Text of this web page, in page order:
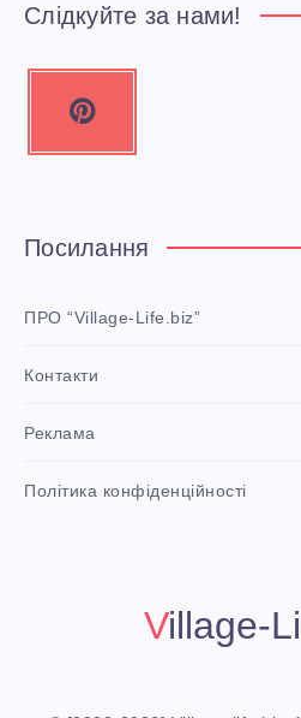
Слідкуйте за нами!
e
e
i
i
t
Посилання
ПРО “Village-Life.biz”
Контакти
Реклама
Політика конфіденційності
Village-